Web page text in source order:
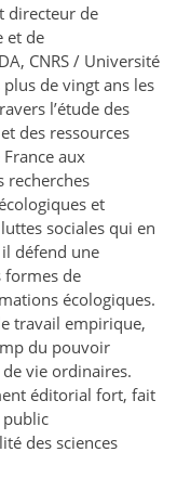
directeur de
et de
CNRS / Université
de vingt ans les
l’étude des
des ressources
aux
recherches
et
sociales qui en
défend une
formes de
écologiques.
travail empirique,
du pouvoir
vie ordinaires.
éditorial fort, fait
public
des sciences